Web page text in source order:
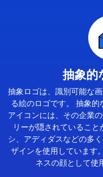
抽象的
抽象ロゴは、識別可能な
る絵のロゴです。 抽象
アイコンには、その企業
リーが隠されているこ
シ、アディダスなどの多
ザインを使用しています
ネスの顔として使